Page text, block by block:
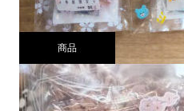
商品